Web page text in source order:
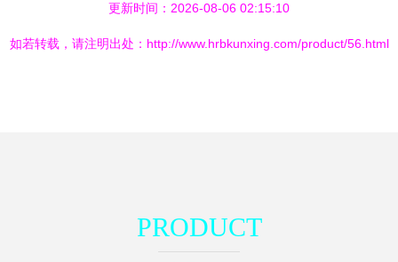
更新时间：2026-08-06 02:15:10
如若转载，请注明出处：http://www.hrbkunxing.com/product/56.html
PRODUCT